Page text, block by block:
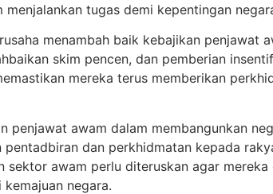
tugas demi kepentingan
menambah baik kebajikan penjawat
skim pencen, dan pemberian
mereka terus memberikan
penjawat awam dalam membangunkan
pentadbiran dan perkhidmatan kepada
sektor awam perlu diteruskan agar
negara.